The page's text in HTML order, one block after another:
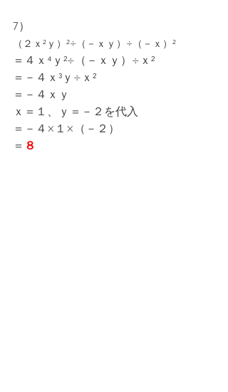
7）
（２ｘ²ｙ）²÷（－ｘｙ）÷（－ｘ）²
＝４ｘ⁴ｙ²÷（－ｘｙ）÷ｘ²
＝－４ｘ³ｙ÷ｘ²
＝－４ｘｙ
ｘ＝１、ｙ＝－２を代入
＝－４×１×（－２）
＝ ８